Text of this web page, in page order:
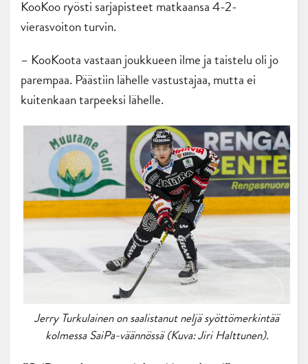
KooKoo ryösti sarjapisteet matkaansa 4-2-
vierasvoiton turvin.
– KooKoota vastaan joukkueen ilme ja taistelu oli jo
parempaa. Päästiin lähelle vastustajaa, mutta ei
kuitenkaan tarpeeksi lähelle.
Jerry Turkulainen on saalistanut neljä syöttömerkintää
kolmessa SaiPa-väännössä (Kuva: Jiri Halttunen).